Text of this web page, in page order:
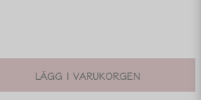
LÄGG I VARUKORGEN